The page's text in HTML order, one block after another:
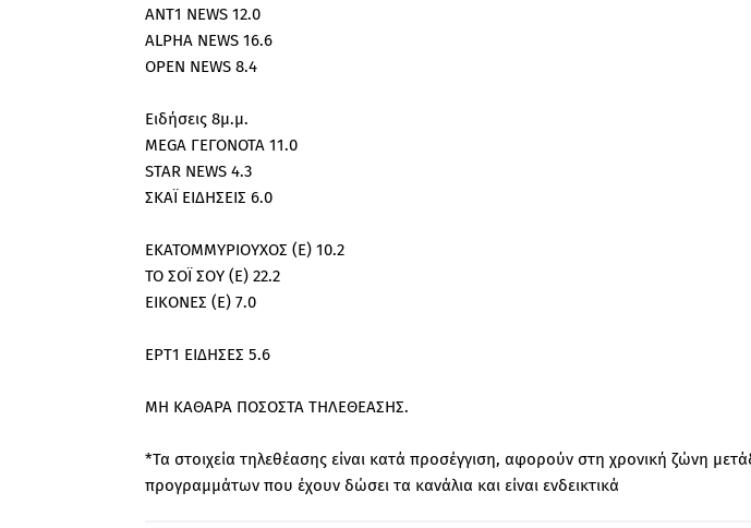
ΑΝΤ1 NEWS 12.0
ALPHA NEWS 16.6
OPEN NEWS 8.4
Ειδήσεις 8μ.μ.
MEGA ΓΕΓΟΝΟΤΑ 11.0
STAR NEWS 4.3
ΣΚΑΪ ΕΙΔΗΣΕΙΣ 6.0
ΕΚΑΤΟΜΜΥΡΙΟΥΧΟΣ (Ε) 10.2
ΤΟ ΣΟΪ ΣΟΥ (E) 22.2
EIKONEΣ (E) 7.0
ΕΡΤ1 ΕΙΔΗΣΕΣ 5.6
ΜΗ ΚΑΘΑΡΑ ΠΟΣΟΣΤΑ ΤΗΛΕΘΕΑΣΗΣ.
*Τα στοιχεία τηλεθέασης είναι κατά προσέγγιση, αφορούν στη χρονική ζώνη
προγραμμάτων που έχουν δώσει τα κανάλια και είναι ενδεικτικά